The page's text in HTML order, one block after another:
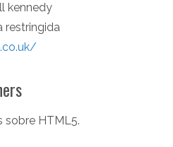
kennedy
restringida
sobre HTML5.